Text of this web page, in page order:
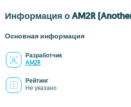
Информация о AM2R (Another
Основная информация
Разработчик
AM2R
Рейтинг
Не указано